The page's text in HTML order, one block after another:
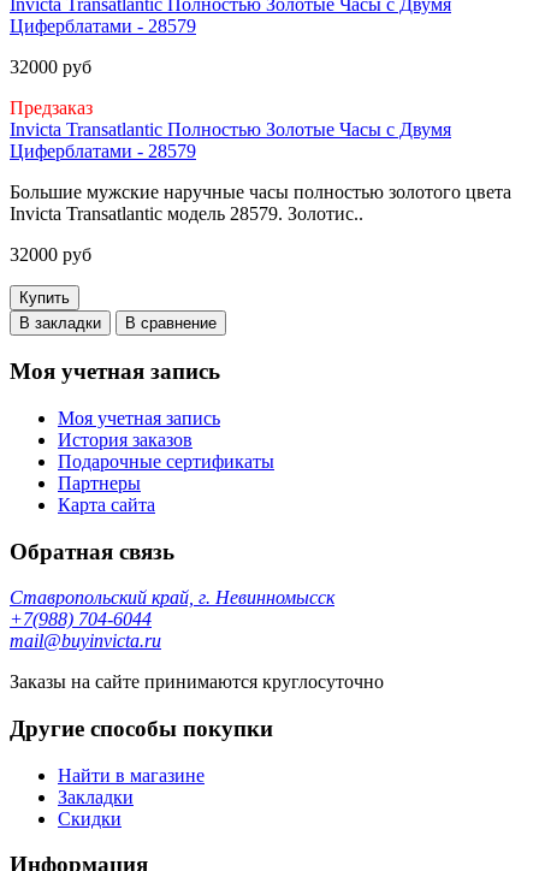
Invicta Transatlantic Полностью Золотые Часы с Двумя
Циферблатами - 28579
32000 руб
Предзаказ
Invicta Transatlantic Полностью Золотые Часы с Двумя
Циферблатами - 28579
Большие мужские наручные часы полностью золотого цвета
Invicta Transatlantic модель 28579. Золотис..
32000 руб
Купить
В закладки
В сравнение
Моя учетная запись
Моя учетная запись
История заказов
Подарочные сертификаты
Партнеры
Карта сайта
Обратная связь
Ставропольский край, г. Невинномысск
+7(988) 704-6044
mail@buyinvicta.ru
Заказы на сайте принимаются круглосуточно
Другие способы покупки
Найти в магазине
Закладки
Скидки
Информация